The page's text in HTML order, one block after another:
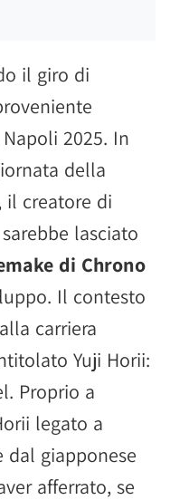
il giro di
2025. In
della
il creatore di
lasciato
di Chrono
Il contesto
carriera
Yuji Horii:
Proprio a
legato a
dal giapponese
afferrato, se